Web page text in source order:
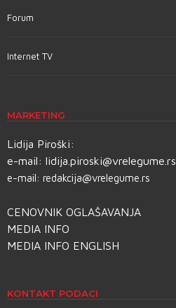
Forum
Internet TV
MARKETING
Lidija Piroški:
e-mail: lidija.piroski@vrelegume.rs
e-mail: redakcija@vrelegume.rs
CENOVNIK OGLAŠAVANJA
MEDIA INFO
MEDIA INFO ENGLISH
KONTAKT PODACI